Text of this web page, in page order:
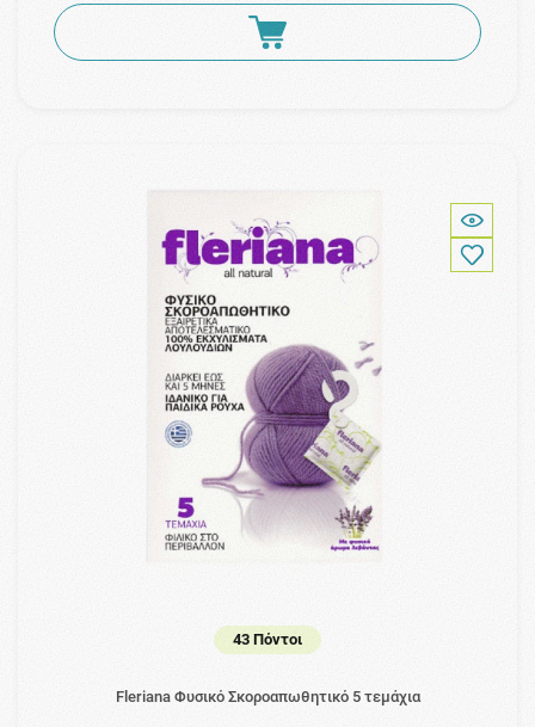
43 Πόντοι
Fleriana Φυσικό Σκοροαπωθητικό 5 τεμάχια